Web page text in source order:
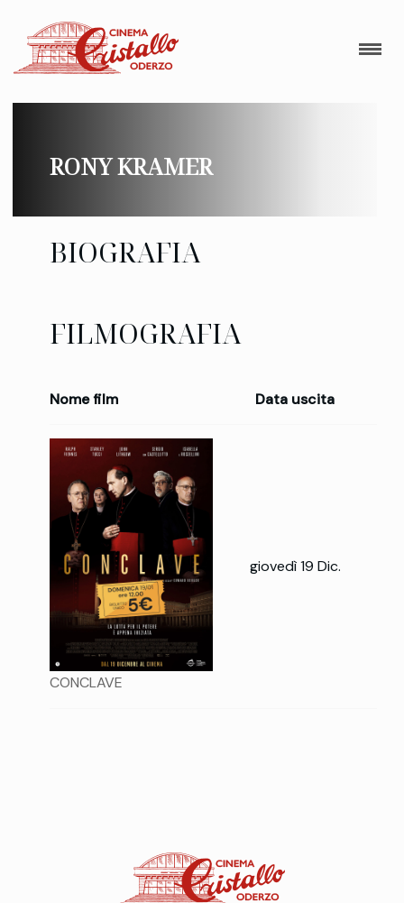
RONY KRAMER
BIOGRAFIA
FILMOGRAFIA
Nome film Data uscita
CONCLAVE
giovedì 19 Dic.